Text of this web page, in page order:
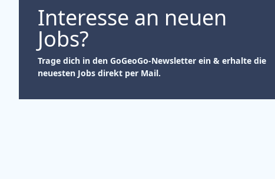
Interesse an neuen
Jobs?
Trage dich in den GoGeoGo-Newsletter ein & erhalte die
neuesten Jobs direkt per Mail.